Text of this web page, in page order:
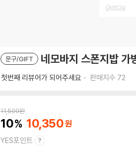
문구/GIFT 네모바지 스폰지밥
첫번째 리뷰어가 되어주세요 판매지수 72
11,500원
10 10,350
YES포인트